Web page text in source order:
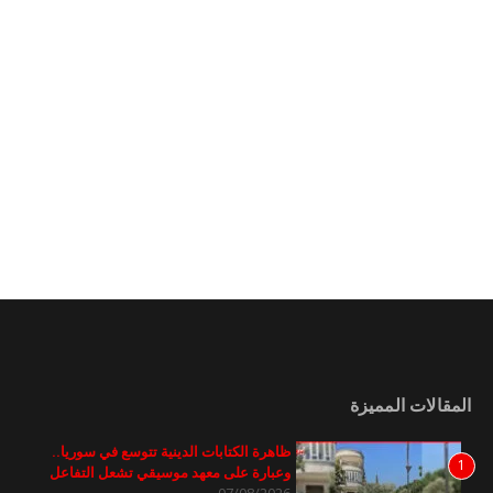
المقالات المميزة
1
ظاهرة الكتابات الدينية تتوسع في سوريا..
وعبارة على معهد موسيقي تشعل التفاعل